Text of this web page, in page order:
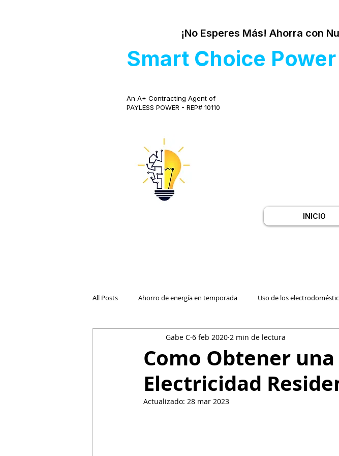
¡No Esperes Más! Ahorra con
Smart Choice Power
An A+ Contracting Agent of
PAYLESS POWER - REP# 10110
INICIO
All Posts Ahorro de energía en temporada Uso de los
Cambio de compañía de luz Luz Residencial Más Barata
El futuro de la electricidad reside Energía Renovable Inicio de
Como Obtener
Electricidad
Gabe C 6 feb 2020 2 min de lectura
Actualizado: 28 mar 2023